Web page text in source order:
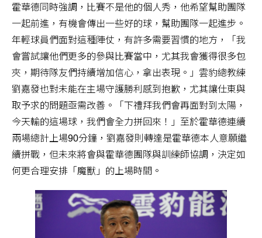
霍華德同時強調，比賽不是他的個人秀，他希望幫助團隊
一起前進，有機會傳出一些好的球，幫助團隊一起進步。
年輕球員們面對這種陣仗，有許多需要習慣的地方，「我
會嘗試讓他們更多的參與比賽當中，尤其我會獲得很多包
夾，期待隊友們持續增加信心，拿出表現。」雲豹總教練
劉嘉發也對未能在主場守護勝利感到抱歉，尤其讓仕東與
取予求的問題亟需改善。「下禮拜我們會再面對到太陽，
今天輸的這場球，我們會全力拼回來！」至於霍華德連續
兩場總計上場90分鐘，劉嘉發則轉達是霍華德本人意願繼
續拼戰，但未來將會與霍華德團隊與訓練師協調，決定如
何更合理安排「魔獸」的上場時間。